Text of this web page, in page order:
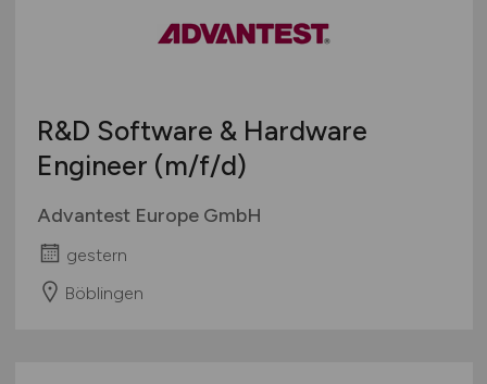
R&D Software & Hardware
Engineer (m/f/d)
Advantest Europe GmbH
gestern
Böblingen